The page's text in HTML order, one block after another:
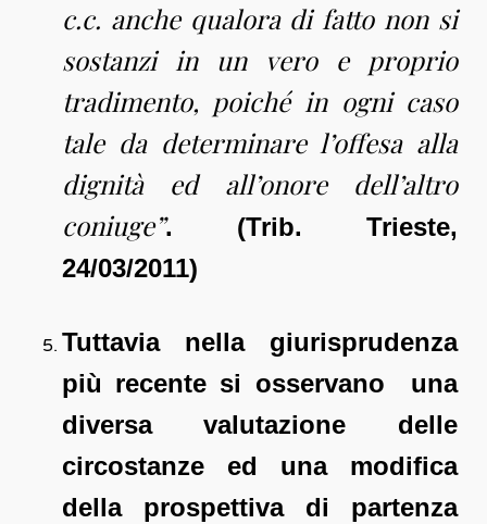
c.c. anche qualora di fatto non si
sostanzi in un vero e proprio
tradimento, poiché in ogni caso
tale da determinare l’offesa alla
dignità ed all’onore dell’altro
coniuge”. (Trib. Trieste,
24/03/2011)
Tuttavia nella giurisprudenza
più recente si osservano una
diversa valutazione delle
circostanze ed una modifica
della prospettiva di partenza